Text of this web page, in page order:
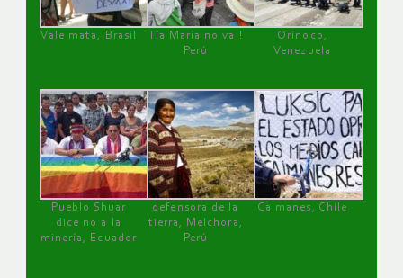
Vale mata, Brasil
Tía María no va !
Perú
Orinoco,
Venezuela
Pueblo Shuar
dice no a la
minería, Ecuador
defensora de la
tierra, Melchora,
Perú
Caimanes, Chile